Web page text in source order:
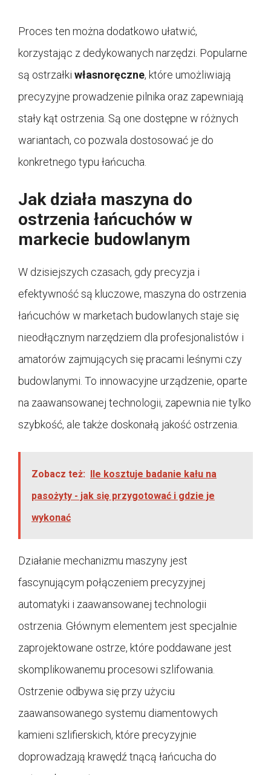
Proces ten można dodatkowo ułatwić,
korzystając z dedykowanych narzędzi. Popularne
są ostrzałki własnoręczne, które umożliwiają
precyzyjne prowadzenie pilnika oraz zapewniają
stały kąt ostrzenia. Są one dostępne w różnych
wariantach, co pozwala dostosować je do
konkretnego typu łańcucha.
Jak działa maszyna do
ostrzenia łańcuchów w
markecie budowlanym
W dzisiejszych czasach, gdy precyzja i
efektywność są kluczowe, maszyna do ostrzenia
łańcuchów w marketach budowlanych staje się
nieodłącznym narzędziem dla profesjonalistów i
amatorów zajmujących się pracami leśnymi czy
budowlanymi. To innowacyjne urządzenie, oparte
na zaawansowanej technologii, zapewnia nie tylko
szybkość, ale także doskonałą jakość ostrzenia.
Zobacz też: Ile kosztuje badanie kału na
pasożyty - jak się przygotować i gdzie je
wykonać
Działanie mechanizmu maszyny jest
fascynującym połączeniem precyzyjnej
automatyki i zaawansowanej technologii
ostrzenia. Głównym elementem jest specjalnie
zaprojektowane ostrze, które poddawane jest
skomplikowanemu procesowi szlifowania.
Ostrzenie odbywa się przy użyciu
zaawansowanego systemu diamentowych
kamieni szlifierskich, które precyzyjnie
doprowadzają krawędź tnącą łańcucha do